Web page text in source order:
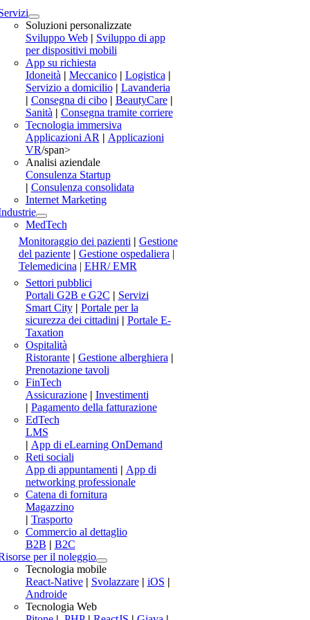
Soluzioni personalizzate
Sviluppo Web| Sviluppo di app
per dispositivi mobili
App su richiesta
Idoneità| Meccanico| Logistica|
Servizio a domicilio| Lavanderia
| Consegna di cibo | BeautyCare |
Sanità | Consegna tramite corriere
Tecnologia immersiva
Applicazioni AR| Applicazioni
VR/span>
Analisi aziendale
Consulenza Startup
| Consulenza consolidata
Internet Marketing
MedTech
Monitoraggio dei pazienti | Gestione
del paziente| Gestione ospedaliera |
Telemedicina| EHR/ EMR
Settori pubblici
Portali G2B e G2C | Servizi
Smart City| Portale per la
sicurezza dei cittadini| Portale E-
Taxation
Ospitalità
Ristorante| Gestione alberghiera|
Prenotazione tavoli
FinTech
Assicurazione| Investimenti
| Pagamento della fatturazione
EdTech
LMS
| App di eLearning OnDemand
Reti sociali
App di appuntamenti| App di
networking professionale
Catena di fornitura
Magazzino
| Trasporto
Commercio al dettaglio
B2B | B2C
per il noleggio
Tecnologia mobile
React-Native| Svolazzare| iOS |
Androide
Tecnologia Web